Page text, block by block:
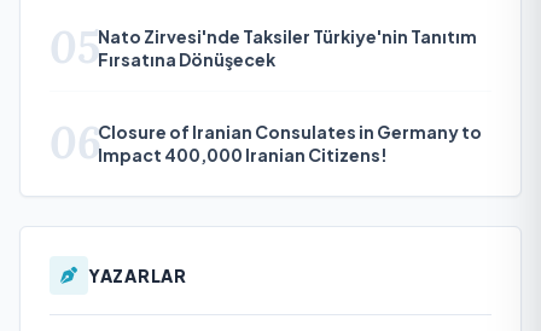
05Nato Zirvesi'nde Taksiler Türkiye'nin Tanıtım
Fırsatına Dönüşecek
06Closure of Iranian Consulates in Germany to
Impact 400,000 Iranian Citizens!
YAZARLAR